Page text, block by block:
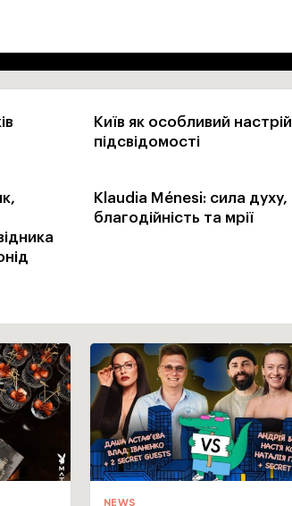
Київ як особливий настрій
підсвідомості
Klaudia Ménesi: сила духу,
благодійність та мрії
NEWS